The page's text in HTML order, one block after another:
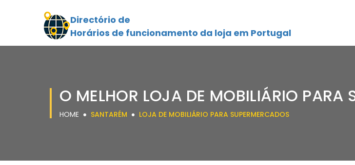
Directório de
Horários de funcionamento da loja em Portugal
O MELHOR LOJA DE MOBILIÁRIO PARA
HOME SANTARÉM LOJA DE MOBILIÁRIO PARA SUPERMERCADOS